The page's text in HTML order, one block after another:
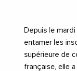
Depuis le
entamer les
supérieure de
française, elle